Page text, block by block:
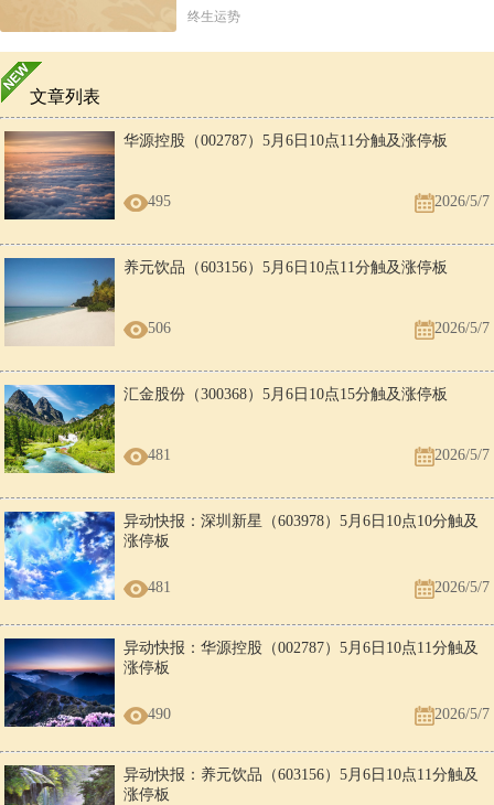
终生运势
文章列表
华源控股（002787）5月6日10点11分触及涨停板
495 2026/5/7
养元饮品（603156）5月6日10点11分触及涨停板
506 2026/5/7
汇金股份（300368）5月6日10点15分触及涨停板
481 2026/5/7
异动快报：深圳新星（603978）5月6日10点10分触及
涨停板
481 2026/5/7
异动快报：华源控股（002787）5月6日10点11分触及
涨停板
490 2026/5/7
异动快报：养元饮品（603156）5月6日10点11分触及
涨停板